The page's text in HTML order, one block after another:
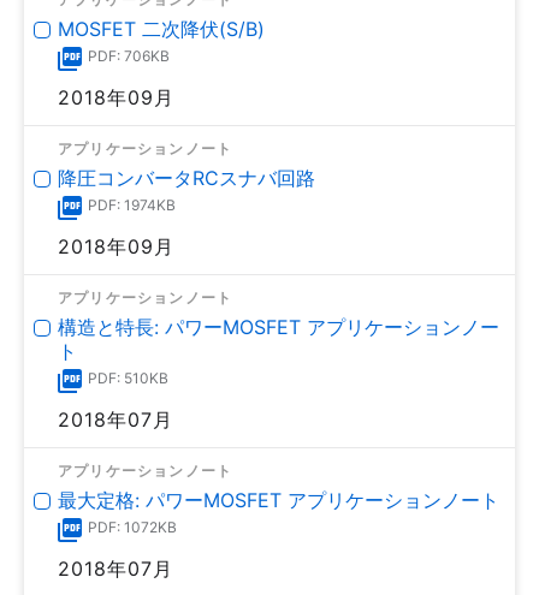
MOSFET 二次降伏(S/B)
PDF: 706KB
2018年09月
アプリケーションノート
降圧コンバータRCスナバ回路
PDF: 1974KB
2018年09月
アプリケーションノート
構造と特長: パワーMOSFET アプリケーションノー
ト
PDF: 510KB
2018年07月
アプリケーションノート
最大定格: パワーMOSFET アプリケーションノート
PDF: 1072KB
2018年07月